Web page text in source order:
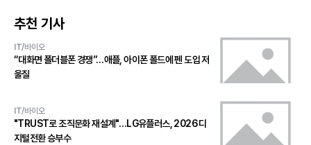
추천 기사
IT/바이오
“대화면 폴더블폰 경쟁”…애플, 아이폰 폴드에 펜 도입 저
울질
IT/바이오
"TRUST로 조직문화 재설계"…LG유플러스, 2026 디
지털전환 승부수